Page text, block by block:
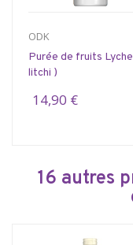
ODK
Purée de fruits
litchi )
14,90 €
16 autres